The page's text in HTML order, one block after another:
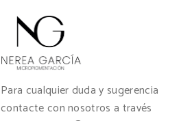
Para cualquier duda y sugerencia
contacte con nosotros a través